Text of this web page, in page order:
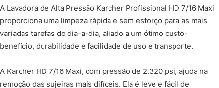
A Lavadora de Alta Pressão Karcher Profissional HD 7/16 Maxi
proporciona uma limpeza rápida e sem esforço para as mais
variadas tarefas do dia-a-dia, aliado a um ótimo custo-
benefício, durabilidade e facilidade de uso e transporte.
A Karcher HD 7/16 Maxi, com pressão de 2.320 psi, ajuda na
remoção das sujeiras mais difíceis. Ela é leve e fácil de